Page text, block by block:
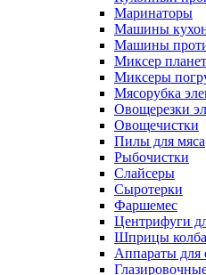
Маринаторы
Машины
Машины
Миксер
Миксеры
Мясорубка
Овощерезки
Овощечистки
Пилы для мяса
Рыбочистки
Слайсеры
Сыротерки
Фаршемес
Центрифуги
Шприцы
Аппараты для